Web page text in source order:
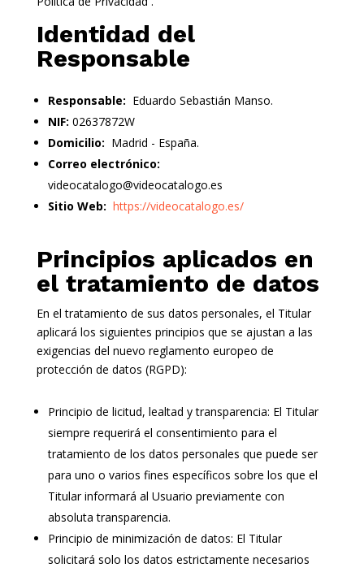
Identidad del
Responsable
Responsable: Eduardo Sebastián Manso.
NIF: 02637872W
Domicilio: Madrid - España.
Correo electrónico:
videocatalogo@videocatalogo.es
Sitio Web: https://videocatalogo.es/
Principios aplicados en
el tratamiento de datos
En el tratamiento de sus datos personales, el Titular
aplicará los siguientes principios que se ajustan a las
exigencias del nuevo reglamento europeo de
protección de datos (RGPD):
Principio de licitud, lealtad y transparencia: El Titular
siempre requerirá el consentimiento para el
tratamiento de los datos personales que puede ser
para uno o varios fines específicos sobre los que el
Titular informará al Usuario previamente con
absoluta transparencia.
Principio de minimización de datos: El Titular
solicitará solo los datos estrictamente necesarios